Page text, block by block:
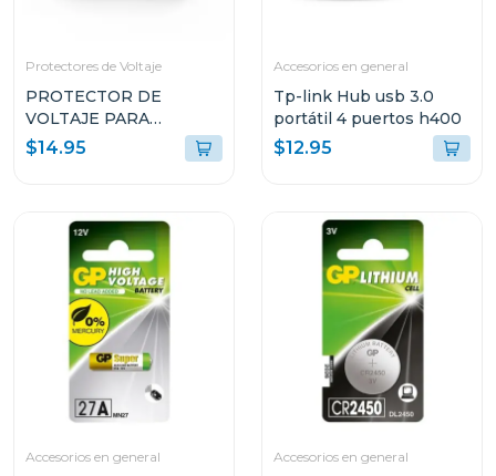
Protectores de Voltaje
PROTECTOR DE
VOLTAJE PARA
REFRIGERADORAS
DOMÉSTICAS PTN1T51
$14.95
Accesorios en general
Tp-link Hub usb 3.0
portátil 4 puertos h400
$12.95
Accesorios en general Accesorios en general